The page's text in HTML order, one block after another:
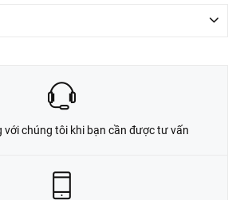
với chúng tôi khi bạn cần được tư vấn